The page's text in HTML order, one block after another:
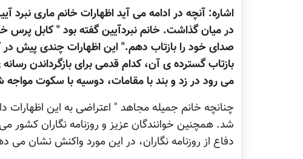
اشاره: آنچه در ادامه می آيد اظهارات خانم ماری
در ميان گذاشت. خانم نبردآيين گفته بود " کابل پرس
صدای خود را بازتاب دهم." اين اظهارات چندی پيش
بازتاب گسترده ی آن، کدام قدمی برای بازگرداندن
می رود در زد و بند با مقامات، دوسيه با سکوت
چنانچه خانم جميله مجاهد " اعتراضی به اين
شد. همچنين خوانندگان عزيز و روزنامه نگاران کشور
دفاع از روزنامه نگاران، در اين مورد واکنش نشان